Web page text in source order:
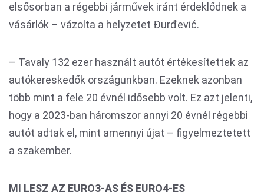
elsősorban a régebbi járművek iránt érdeklődnek a
vásárlók – vázolta a helyzetet Đurđević.
– Tavaly 132 ezer használt autót értékesítettek az
autókereskedők országunkban. Ezeknek azonban
több mint a fele 20 évnél idősebb volt. Ez azt jelenti,
hogy a 2023-ban háromszor annyi 20 évnél régebbi
autót adtak el, mint amennyi újat – figyelmeztetett
a szakember.
MI LESZ AZ EURO3-AS ÉS EURO4-ES